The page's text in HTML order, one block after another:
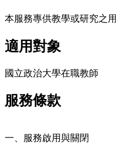
本服務專供教學或研究之用
適用對象
國立政治大學在職教師
服務條款
一、服務啟用與關閉